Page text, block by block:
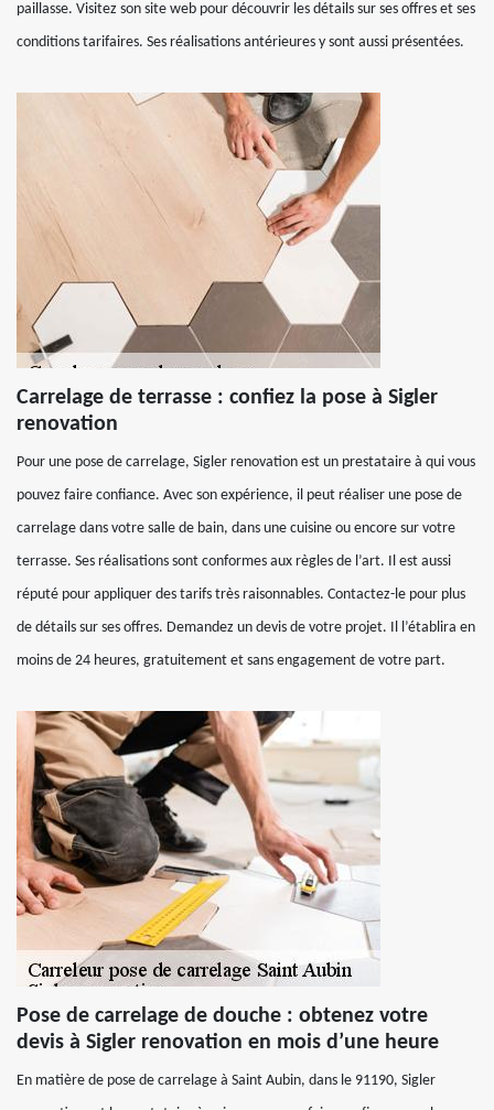
paillasse. Visitez son site web pour découvrir les détails sur ses offres et ses
conditions tarifaires. Ses réalisations antérieures y sont aussi présentées.
Carrelage de terrasse : confiez la pose à Sigler
renovation
Pour une pose de carrelage, Sigler renovation est un prestataire à qui vous
pouvez faire confiance. Avec son expérience, il peut réaliser une pose de
carrelage dans votre salle de bain, dans une cuisine ou encore sur votre
terrasse. Ses réalisations sont conformes aux règles de l’art. Il est aussi
réputé pour appliquer des tarifs très raisonnables. Contactez-le pour plus
de détails sur ses offres. Demandez un devis de votre projet. Il l’établira en
moins de 24 heures, gratuitement et sans engagement de votre part.
Pose de carrelage de douche : obtenez votre
devis à Sigler renovation en mois d’une heure
En matière de pose de carrelage à Saint Aubin, dans le 91190, Sigler